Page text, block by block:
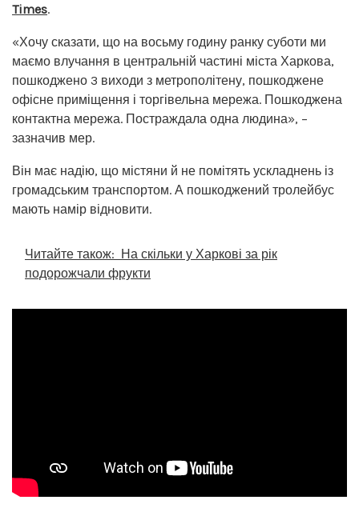
Times.
«Хочу сказати, що на восьму годину ранку суботи ми
маємо влучання в центральній частині міста Харкова,
пошкоджено 3 виходи з метрополітену, пошкоджене
офісне приміщення і торгівельна мережа. Пошкоджена
контактна мережа. Постраждала одна людина», –
зазначив мер.
Він має надію, що містяни й не помітять ускладнень із
громадським транспортом. А пошкоджений тролейбус
мають намір відновити.
Читайте також: На скільки у Харкові за рік
подорожчали фрукти